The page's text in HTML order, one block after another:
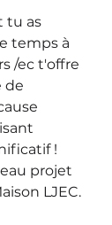
tu as
temps à
/ec t'offre
de
!
projet
LJEC.